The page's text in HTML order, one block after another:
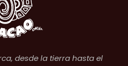
desde la tierra hasta el